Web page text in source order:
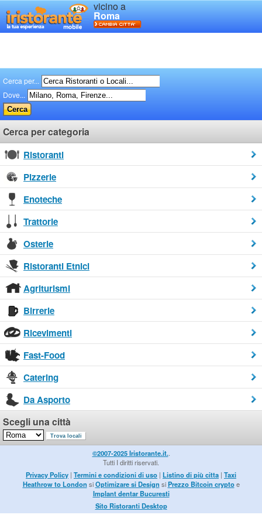
vicino a
Roma
Cerca per...
Dove...
Cerca per categoria
Ristoranti
Pizzerie
Enoteche
Trattorie
Osterie
Ristoranti Etnici
Agriturismi
Birrerie
Ricevimenti
Fast-Food
Catering
Da Asporto
Scegli una città
©2007-2025 Iristorante.it..
Tutti I diritti riservati.
Privacy Policy | Termini e condizioni di uso | Listino di più citta | Taxi
Heathrow to London siOptimizare si Design siPrezzo Bitcoin cryptoe
Implant dentar Bucuresti
Sito Ristoranti Desktop